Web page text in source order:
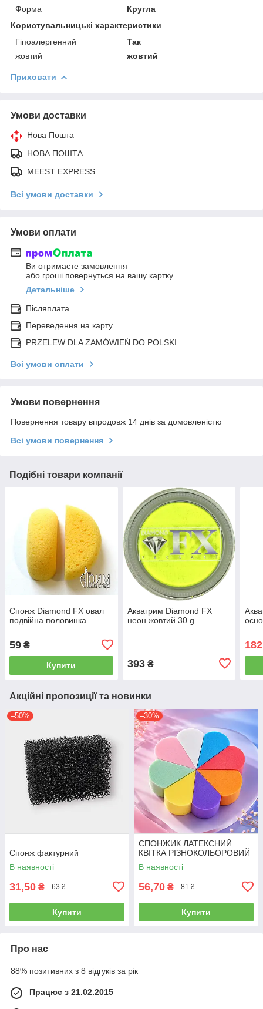
Форма
Кругла
Користувальницькі характеристики
Гіпоалергенний
Так
жовтий
жовтий
Приховати
Умови доставки
Нова Пошта
НОВА ПОШТА
MEEST EXPRESS
Всі умови доставки
Умови оплати
Ви отримаєте замовлення
або гроші повернуться на вашу картку
Детальніше
Післяплата
Переведення на карту
PRZELEW DLA ZAMÓWIEŃ DO POLSKI
Всі умови оплати
Умови повернення
Повернення товару впродовж 14 днів за домовленістю
Всі умови повернення
Подібні товари компанії
Спонж Diamond FX овал
подвійна половинка.
59 ₴
Купити
Аквагрим Diamond FX
неон жовтий 30 g
393₴
Акційні пропозиції та новинки
–50%
Спонж фактурний
В наявності
31,50 ₴ 63 ₴
Купити
–30%
СПОНЖИК ЛАТЕКСНИЙ
КВІТКА РІЗНОКОЛЬОРОВИЙ
В наявності
56,70 ₴ 81 ₴
Купити
Про нас
88% позитивних з 8 відгуків за рік
Працює з 21.02.2015